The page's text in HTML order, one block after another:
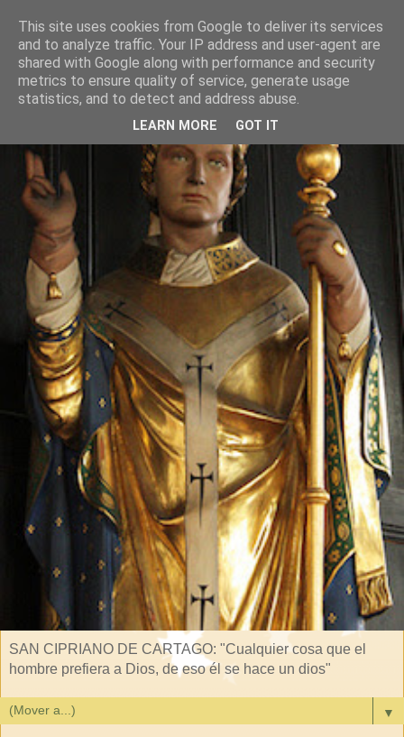
SAN CIPRIANO DE CARTAGO: "Cualquier cosa que el
hombre prefiera a Dios, de eso él se hace un dios"
▼
This site uses cookies from Google to deliver its services
and to analyze traffic. Your IP address and user-agent are
shared with Google along with performance and security
metrics to ensure quality of service, generate usage
statistics, and to detect and address abuse.
LEARN MORE GOT IT